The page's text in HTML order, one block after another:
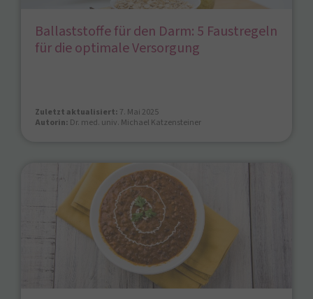
Ballaststoffe für den Darm: 5 Faustregeln
für die optimale Versorgung
Zuletzt aktualisiert: 7. Mai 2025
Autorin: Dr. med. univ. Michael Katzensteiner